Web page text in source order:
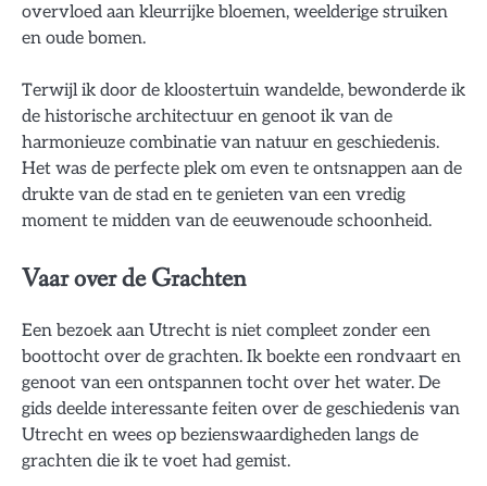
overvloed aan kleurrijke bloemen, weelderige struiken
en oude bomen.
Terwijl ik door de kloostertuin wandelde, bewonderde ik
de historische architectuur en genoot ik van de
harmonieuze combinatie van natuur en geschiedenis.
Het was de perfecte plek om even te ontsnappen aan de
drukte van de stad en te genieten van een vredig
moment te midden van de eeuwenoude schoonheid.
Vaar over de Grachten
Een bezoek aan Utrecht is niet compleet zonder een
boottocht over de grachten. Ik boekte een rondvaart en
genoot van een ontspannen tocht over het water. De
gids deelde interessante feiten over de geschiedenis van
Utrecht en wees op bezienswaardigheden langs de
grachten die ik te voet had gemist.